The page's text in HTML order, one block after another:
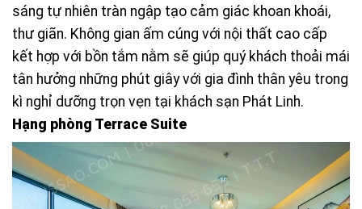
sáng tự nhiên tràn ngập tạo cảm giác khoan khoái,
thư giãn. Không gian ấm cúng với nội thất cao cấp
kết hợp với bồn tắm nằm sẽ giúp quý khách thoải mái
tân hưởng những phút giây với gia đình thân yêu trong
kì nghỉ dưỡng trọn vẹn tại khách sạn Phát Linh.
Hạng phòng Terrace Suite